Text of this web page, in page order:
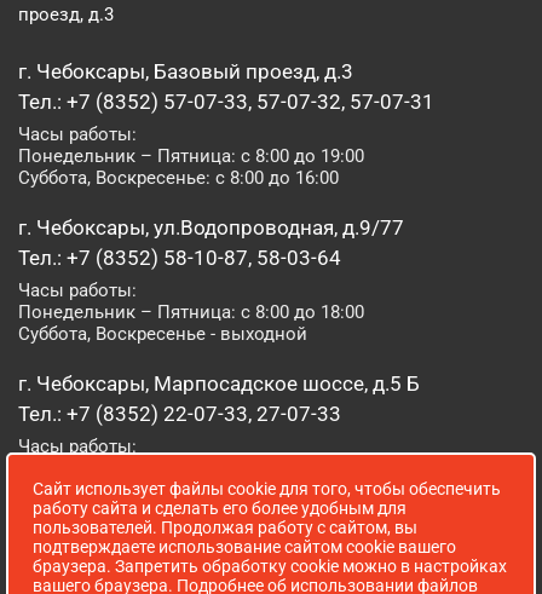
проезд, д.3
г. Чебоксары, Базовый проезд, д.3
Тел.: +7 (8352) 57-07-33, 57-07-32, 57-07-31
Часы работы:
Понедельник – Пятница: с 8:00 до 19:00
Суббота, Воскресенье: с 8:00 до 16:00
г. Чебоксары, ул.Водопроводная, д.9/77
Тел.: +7 (8352) 58-10-87, 58-03-64
Часы работы:
Понедельник – Пятница: с 8:00 до 18:00
Суббота, Воскресенье - выходной
г. Чебоксары, Марпосадское шоссе, д.5 Б
Тел.: +7 (8352) 22-07-33, 27-07-33
Часы работы:
Суббота, Воскресенье: с 8:00 до 16:00
г. Йошкар-Ола, ул. Луначарского, д. 52 А
Тел.: (8362) 41-07-31
Сайт использует файлы cookie для того, чтобы обеспечить
работу сайта и сделать его более удобным для
пользователей. Продолжая работу с сайтом, вы
подтверждаете использование сайтом cookie вашего
браузера. Запретить обработку cookie можно в настройках
вашего браузера. Подробнее об использовании файлов